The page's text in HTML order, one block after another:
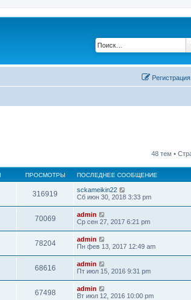
Регистрация
48 тем •
ПРОСМОТРЫ ПОСЛЕДНЕЕ СООБЩЕНИЕ
316919
sckameikin22
Сб июн 30, 2018 3:33 pm
70069
admin
Ср сен 27, 2017 6:21 pm
78204
admin
Пн фев 13, 2017 12:49 am
68616
admin
Пт июл 15, 2016 9:31 pm
67498
admin
Вт июл 12, 2016 10:00 pm